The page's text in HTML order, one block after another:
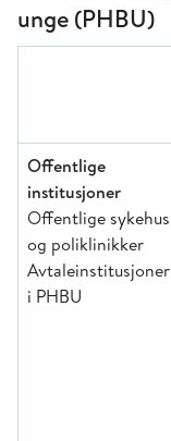
unge (PHBU)
Offentlige
institusjoner
Offentlige sykehus
og poliklinikker
Avtaleinstitusjoner
i PHBU